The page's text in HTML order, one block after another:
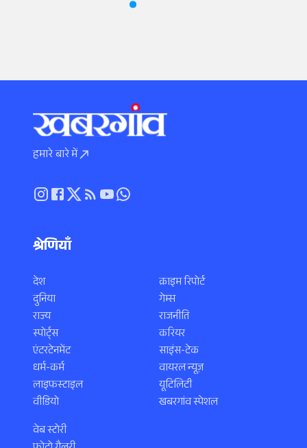
हमारे बारे में
श्रेणियाँ
देश
दुनिया
राज्य
स्पोर्ट्स
एंटरटेनमेंट
धर्म-कर्म
लाइफस्टाइल
वीडियो
क्राइम रिपोर्ट
गेम्स
राजनीति
करियर
साइंस-टेक
वायरल न्यूज़
यूटिलिटी
खबरगांव स्पेशल
वेब स्टोरी